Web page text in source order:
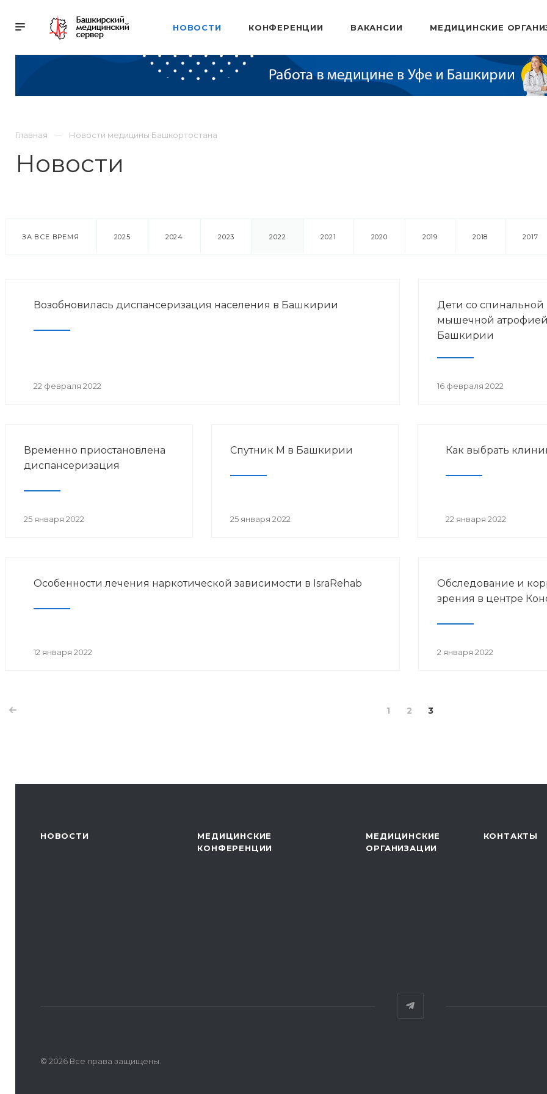
НОВОСТИ КОНФЕРЕНЦИИ ВАКАНСИИ МЕДИЦИНСКИЕ
Главная Новости медицины Башкортостана
Новости
ЗА ВСЕ ВРЕМЯ 2025 2024 2023 2022 2021 2020 2019 2018 2017
Возобновилась диспансеризация населения в Башкирии
22 февраля 2022
Дети со спинальной
мышечной
Башкирии
16 февраля 2022
Временно приостановлена
диспансеризация
25 января 2022
Спутник М в Башкирии
25 января 2022
Как выбрать
22 января 2022
Особенности лечения наркотической зависимости в IsraRehab
12 января 2022
Обследование и
зрения в центре
2 января 2022
1 2 3
НОВОСТИ
МЕДИЦИНСКИЕ
КОНФЕРЕНЦИИ
МЕДИЦИНСКИЕ
ОРГАНИЗАЦИИ
КОНТАКТЫ
© 2026 Все права защищены.